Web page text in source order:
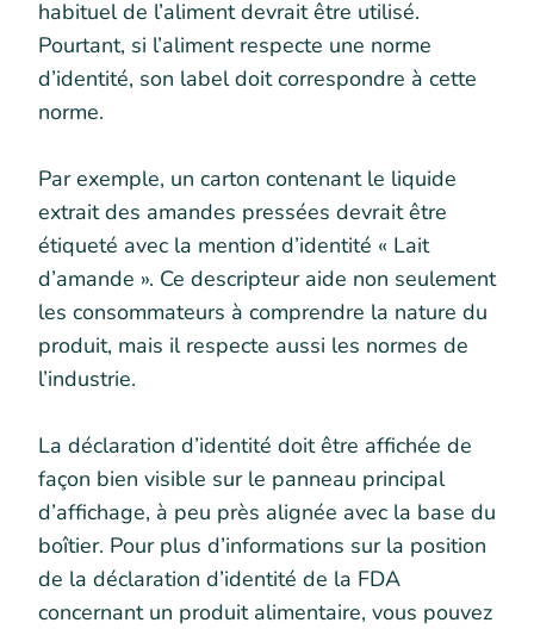
habituel de l’aliment devrait être utilisé.
Pourtant, si l’aliment respecte une norme
d’identité, son label doit correspondre à cette
norme.
Par exemple, un carton contenant le liquide
extrait des amandes pressées devrait être
étiqueté avec la mention d’identité « Lait
d’amande ». Ce descripteur aide non seulement
les consommateurs à comprendre la nature du
produit, mais il respecte aussi les normes de
l’industrie.
La déclaration d’identité doit être affichée de
façon bien visible sur le panneau principal
d’affichage, à peu près alignée avec la base du
boîtier. Pour plus d’informations sur la position
de la déclaration d’identité de la FDA
concernant un produit alimentaire, vous pouvez